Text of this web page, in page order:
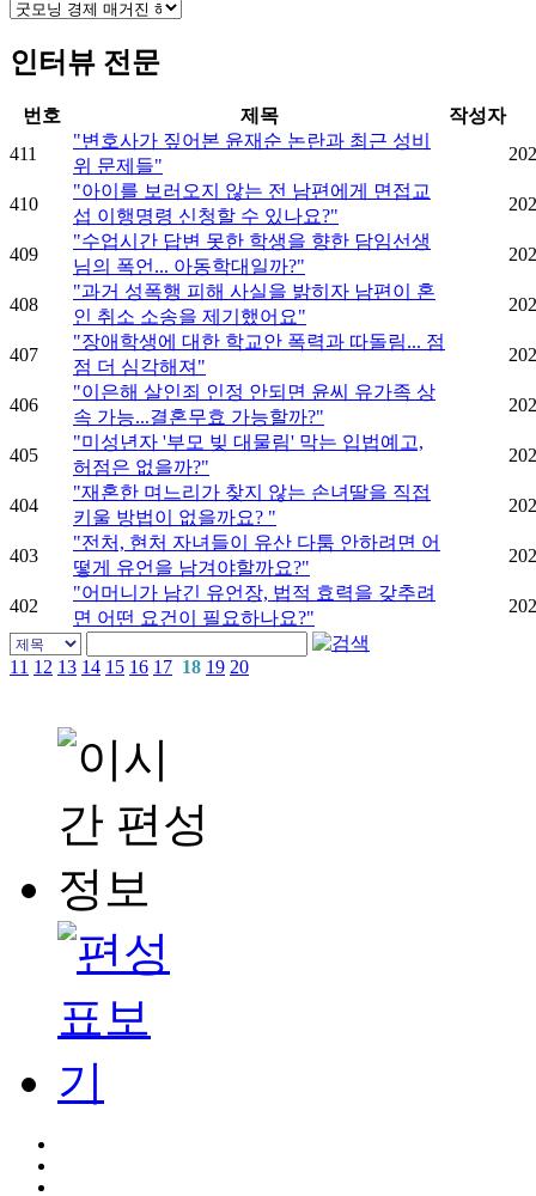
인터뷰 전문
번호 제목
작성자
411
"변호사가 짚어본 윤재순 논란과 최근 성비
위 문제들"
410
"아이를 보러오지 않는 전 남편에게 면접교
섭 이행명령 신청할 수 있나요?"
409
"수업시간 답변 못한 학생을 향한 담임선생
님의 폭언... 아동학대일까?"
408
"과거 성폭행 피해 사실을 밝히자 남편이 혼
인 취소 소송을 제기했어요"
407
"장애학생에 대한 학교안 폭력과 따돌림... 점
점 더 심각해져"
406
"이은해 살인죄 인정 안되면 윤씨 유가족 상
속 가능...결혼무효 가능할까?"
405
"미성년자 '부모 빚 대물림' 막는 입법예고,
허점은 없을까?"
404
"재혼한 며느리가 찾지 않는 손녀딸을 직접
키울 방법이 없을까요? "
403
"전처, 현처 자녀들이 유산 다툼 안하려면 어
떻게 유언을 남겨야할까요?"
402
"어머니가 남긴 유언장, 법적 효력을 갖추려
면 어떤 요건이 필요하나요?"
11 12 13 14 15 16 17 18 19 20